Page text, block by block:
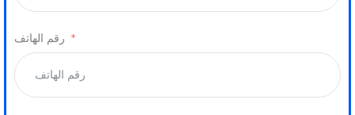
رقم الهاتف